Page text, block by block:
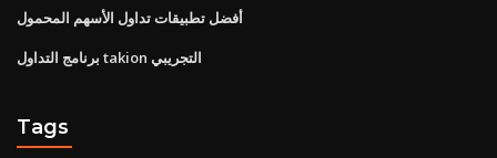
أفضل تطبيقات تداول الأسهم المحمول
برنامج التداول takion التجريبي
Tags